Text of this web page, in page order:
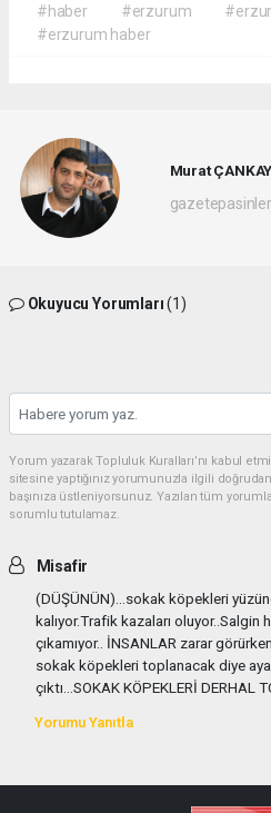
#haber #erzurum
#erzurum haber
Murat
Okuyucu Yorumları(1)
Yorum yazarak Topluluk Kuralları’nı kabul
sitesine yaptığınız yorumunuzla ilgili
başınıza üstleniyorsunuz. Yazılan tüm
sorumlu tutulamaz.
Misafir
(DÜŞÜNÜN)...sokak köpekleri
kalıyor.Trafik kazaları oluyor..Salgin
çıkamıyor.. İNSANLAR zarar
sokak köpekleri toplanacak diye
çıktı...SOKAK KÖPEKLERİ DERHAL
Yorumu Yanıtla